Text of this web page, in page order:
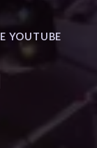
YOUTUBE